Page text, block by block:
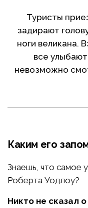
Туристы
задирают
ноги великана.
все
невозможно
Каким его
Знаешь, что самое
Роберта Уодлоу?
Никто не сказал